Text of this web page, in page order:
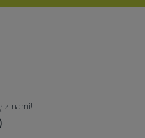
z nami!